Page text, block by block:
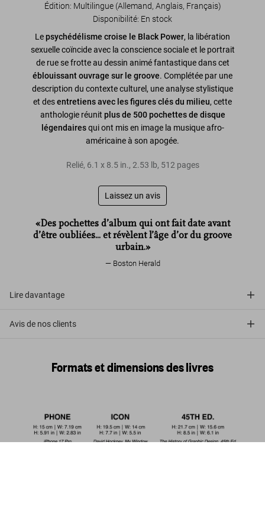
Édition: Multilingue (Allemand, Anglais, Français)
Disponibilité: En stock
Lepsychédélisme croise le Black Power, la libération
sexuelle coïncide avec la conscience sociale et le portrait
de rue se frotte au dessin animé fantastique dans cet
éblouissant ouvrage sur le groove. Complétée par une
description du contexte culturel, une analyse stylistique
et desentretiens avec les figures clés du milieu, cette
anthologie réunit plus de 500 pochettes de disque
légendairesqui ont mis en image la musique afro-
américaine à son apogée.
Relié, 6.1 x 8.5 in., 2.53 lb, 512 pages
Laissez un avis
«Des pochettes d’album qui ont fait date avant
d’être oubliées... et révèlent l’âge d’or du groove
urbain.»
Boston Herald
Lire davantage
Avis de nos clients
Formats et dimensions des livres